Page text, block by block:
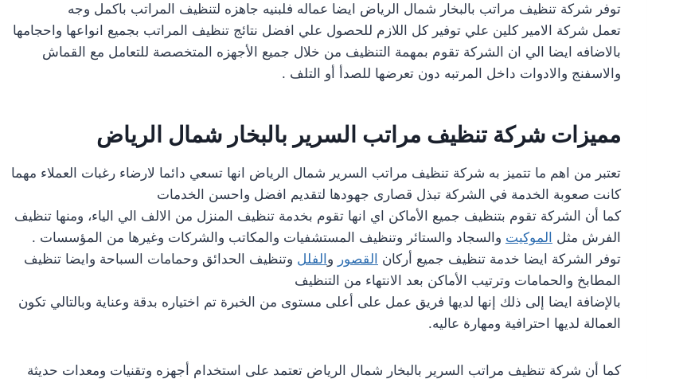
توفر شركة تنظيف مراتب بالبخار شمال الرياض ايضا عماله فلبنيه جاهزه لتنظيف المراتب باكمل وجه
تعمل شركة الامير كلين علي توفير كل اللازم للحصول علي افضل نتائج تنظيف المراتب بجميع انواعها واحجامها
بالاضافه ايضا الي ان الشركة تقوم بمهمة التنظيف من خلال جميع الأجهزه المتخصصة للتعامل مع القماش
والاسفنج والادوات داخل المرتبه دون تعرضها للصدأ أو التلف .
مميزات شركة تنظيف مراتب السرير بالبخار شمال الرياض
تعتبر من اهم ما تتميز به شركة تنظيف مراتب السرير شمال الرياض انها تسعي دائما لارضاء رغبات العملاء مهما
كانت صعوبة الخدمة في الشركة تبذل قصارى جهودها لتقديم افضل واحسن الخدمات
كما أن الشركة تقوم بتنظيف جميع الأماكن اي انها تقوم بخدمة تنظيف المنزل من الالف الي الياء، ومنها تنظيف
الفرش مثل الموكيت والسجاد والستائر وتنظيف المستشفيات والمكاتب والشركات وغيرها من المؤسسات .
توفر الشركة ايضا خدمة تنظيف جميع أركان القصور و الفلل وتنظيف الحدائق وحمامات السباحة وايضا تنظيف
المطابخ والحمامات وترتيب الأماكن بعد الانتهاء من التنظيف
بالإضافة ايضا إلى ذلك إنها لديها فريق عمل على أعلى مستوى من الخبرة تم اختياره بدقة وعناية وبالتالي تكون
العمالة لديها احترافية ومهارة عاليه.
كما أن شركة تنظيف مراتب السرير بالبخار شمال الرياض تعتمد على استخدام أجهزه وتقنيات ومعدات حديثة